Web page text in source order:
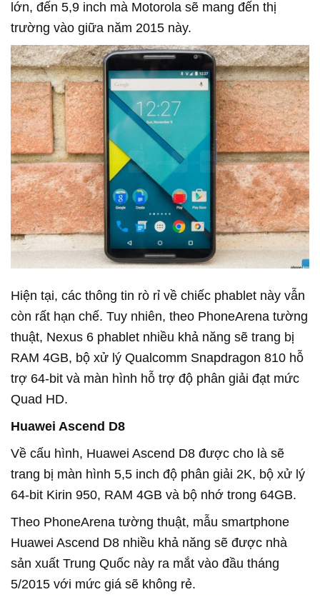
lớn, đến 5,9 inch mà Motorola sẽ mang đến thị
trường vào giữa năm 2015 này.
Hiện tại, các thông tin rò rỉ về chiếc phablet này vẫn
còn rất hạn chế. Tuy nhiên, theo PhoneArena tường
thuật, Nexus 6 phablet nhiều khả năng sẽ trang bị
RAM 4GB, bộ xử lý Qualcomm Snapdragon 810 hỗ
trợ 64-bit và màn hình hỗ trợ độ phân giải đạt mức
Quad HD.
Huawei Ascend D8
Về cấu hình, Huawei Ascend D8 được cho là sẽ
trang bị màn hình 5,5 inch độ phân giải 2K, bộ xử lý
64-bit Kirin 950, RAM 4GB và bộ nhớ trong 64GB.
Theo PhoneArena tường thuật, mẫu smartphone
Huawei Ascend D8 nhiều khả năng sẽ được nhà
sản xuất Trung Quốc này ra mắt vào đầu tháng
5/2015 với mức giá sẽ không rẻ.